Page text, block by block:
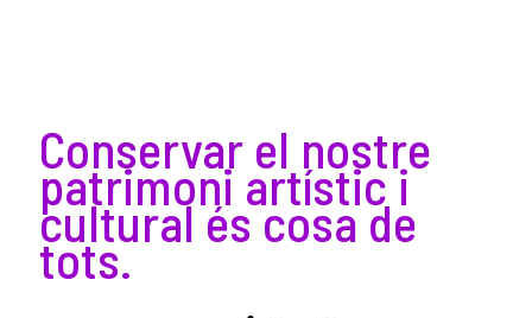
Conservar el nostre
patrimoni artístic i
cultural és cosa de
tots.